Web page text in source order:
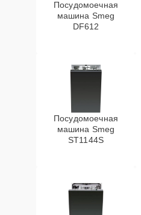
Посудомоечная
машина Smeg
DF612
Посудомоечная
машина Smeg
ST1144S